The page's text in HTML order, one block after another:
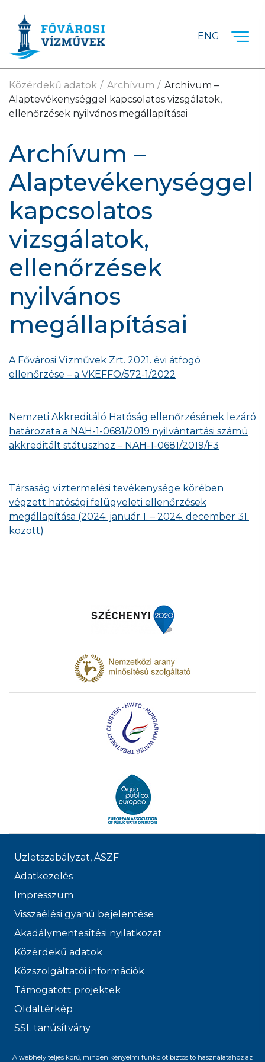
ENG
Közérdekű adatok Archívum
Archívum –
Alaptevékenységgel kapcsolatos vizsgálatok,
ellenőrzések nyilvános megállapításai
Archívum –
Alaptevékenységgel
kapcsolatos
vizsgálatok,
ellenőrzések
nyilvános
megállapításai
A Fővárosi Vízművek Zrt. 2021. évi átfogó
ellenőrzése – a VKEFFO/572-1/2022
Nemzeti Akkreditáló Hatóság ellenőrzésének lezáró
határozata a NAH-1-0681/2019 nyilvántartási számú
akkreditált státuszhoz – NAH-1-0681/2019/F3
Társaság víztermelési tevékenysége körében
végzett hatósági felügyeleti ellenőrzések
megállapítása (2024. január 1. – 2024. december 31.
között)
Üzletszabályzat, ÁSZF
Adatkezelés
Impresszum
Visszaélési gyanú bejelentése
Akadálymentesítési nyilatkozat
Közérdekű adatok
Közszolgáltatói információk
Támogatott projektek
Oldaltérkép
SSL tanúsítvány
© 2026 FŐVÁROSI
A webhely teljes körű, minden kényelmi funkciót biztosító használatához az